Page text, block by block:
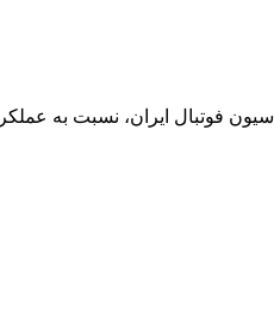
فوتبال ایران، نسبت به